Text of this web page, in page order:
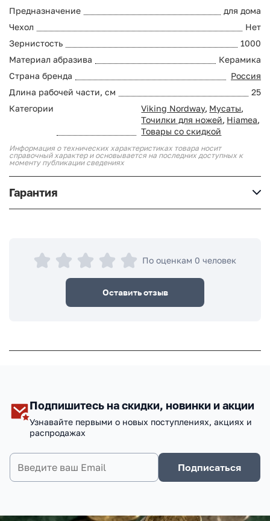
Предназначение
для дома
Чехол
Нет
Зернистость
1000
Материал абразива
Керамика
Страна бренда
Россия
Длина рабочей части, см
25
Категории
Viking Nordway, Мусаты,
Точилки для ножей, Hiamea,
Товары со скидкой
Информация о технических характеристиках товара носит
справочный характер и основывается на последних доступных к
моменту публикации сведениях
Гарантия
По оценкам 0 человек
Оставить отзыв
Подпишитесь на скидки, новинки и акции
Узнавайте первыми о новых поступлениях, акциях и
распродажах
Подписаться